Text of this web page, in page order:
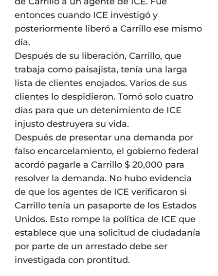
entonces cuando ICE investigó y
posteriormente liberó a Carrillo ese mismo
día.
Después de su liberación, Carrillo, que
trabaja como paisajista, tenía una larga
lista de clientes enojados. Varios de sus
clientes lo despidieron. Tomó solo cuatro
días para que un detenimiento de ICE
injusto destruyera su vida.
Después de presentar una demanda por
falso encarcelamiento, el gobierno federal
acordó pagarle a Carrillo $ 20,000 para
resolver la demanda. No hubo evidencia
de que los agentes de ICE verificaron si
Carrillo tenía un pasaporte de los Estados
Unidos. Esto rompe la política de ICE que
establece que una solicitud de ciudadanía
por parte de un arrestado debe ser
investigada con prontitud.